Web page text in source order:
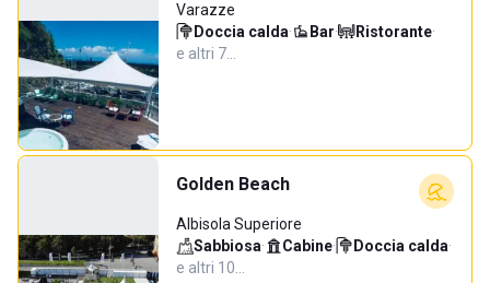
Varazze
Doccia calda· Bar· Ristorante·
e altri 7…
Golden Beach
Albisola Superiore
Sabbiosa· Cabine· Doccia calda·
e altri 10…